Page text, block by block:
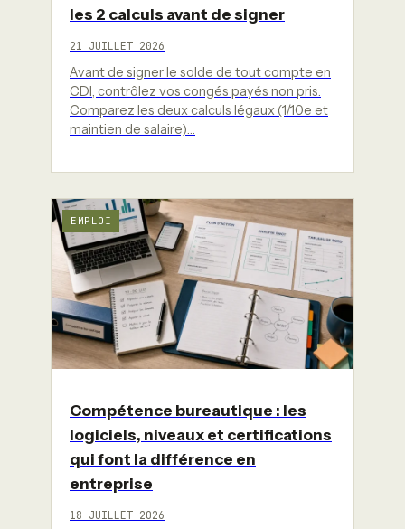
les 2 calculs avant de signer
21 JUILLET 2026
Avant de signer le solde de tout compte en
CDI, contrôlez vos congés payés non pris.
Comparez les deux calculs légaux (1/10e et
maintien de salaire)…
EMPLOI
Compétence bureautique : les
logiciels, niveaux et certifications
qui font la différence en
entreprise
18 JUILLET 2026